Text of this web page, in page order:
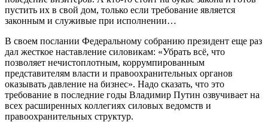
пустить их в свой дом, только если требование является
законным и служивые при исполнении…
В своем послании Федеральному собранию президент еще раз
дал жесткое наставление силовикам: «Убрать всё, что
позволяет нечистоплотным, коррумпированным
представителям власти и правоохранительных органов
оказывать давление на бизнес». Надо сказать, что это
требование в последние годы Владимир Путин озвучивает на
всех расширенных коллегиях силовых ведомств и
правоохранительных структур.